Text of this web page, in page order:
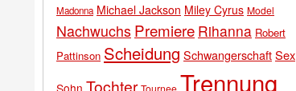
Madonna Michael Jackson Miley Cyrus Model
Nachwuchs Premiere Rihanna Robert
Pattinson Scheidung SchwangerschaftSex
Sohn Tochter Tournee Trennung